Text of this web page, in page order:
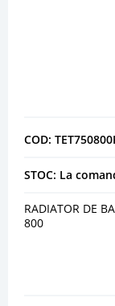
COD:
STOC: La
RADIATOR DE
800